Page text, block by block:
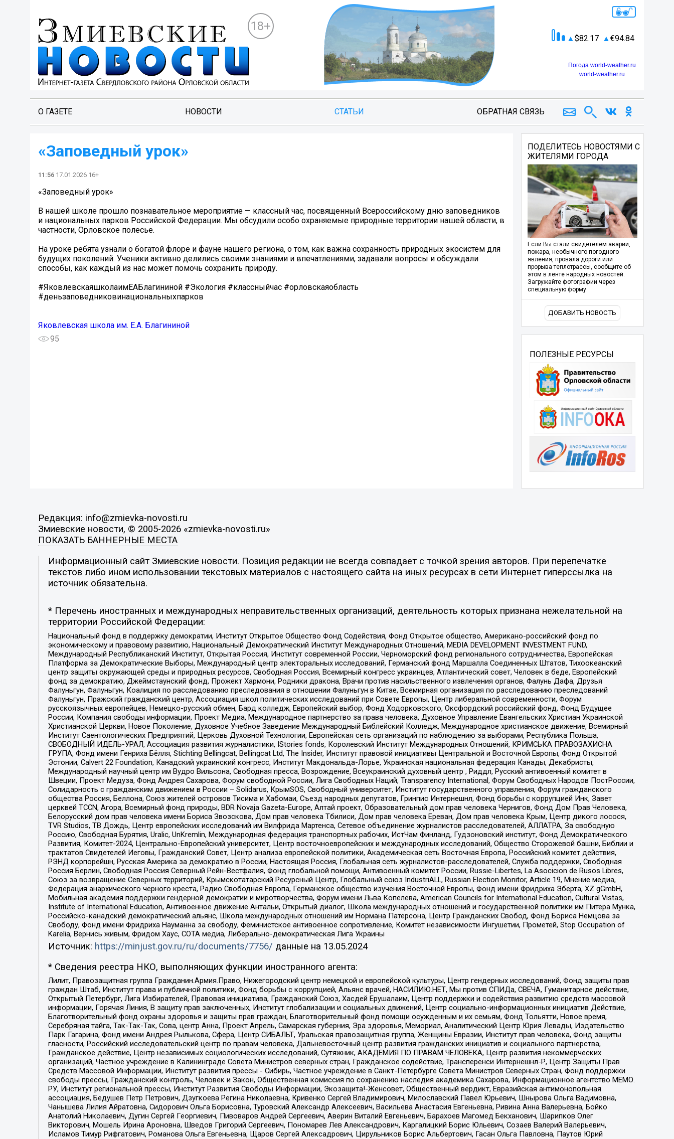
18+
82.17 94.84
Погода world-weather.ru
world-weather.ru
О ГАЗЕТЕ НОВОСТИ СТАТЬИ ОБРАТНАЯ СВЯЗЬ
«Заповедный урок»
11:56 17.01.2026 16+
«Заповедный урок»
В нашей школе прошло познавательное мероприятие — классный час, посвященный Всероссийскому дню заповедников
и национальных парков Российской Федерации. Мы обсудили особо охраняемые природные территории нашей области, в
частности, Орловское полесье.
На уроке ребята узнали о богатой флоре и фауне нашего региона, о том, как важна сохранность природных экосистем для
будущих поколений. Ученики активно делились своими знаниями и впечатлениями, задавали вопросы и обсуждали
способы, как каждый из нас может помочь сохранить природу.
#ЯковлевскаяшколаимЕАБлагининой #Экология #классныйчас #орловскаяобласть
#деньзаповедниковинациональныхпарков
Яковлевская школа им. Е.А. Благининой
95
ПОДЕЛИТЕСЬ НОВОСТЯМИ С
ЖИТЕЛЯМИ ГОРОДА
Если Вы стали свидетелем аварии,
пожара, необычного погодного
явления, провала дороги или
прорыва теплотрассы, сообщите об
этом в ленте народных новостей.
Загружайте фотографии через
специальную форму.
ДОБАВИТЬ НОВОСТЬ
ПОЛЕЗНЫЕ РЕСУРСЫ
Редакция: info@zmievka-novosti.ru
Змиевские новости, © 2005-2026 «zmievka-novosti.ru»
ПОКАЗАТЬ БАННЕРНЫЕ МЕСТА
Информационный сайт Змиевские новости. Позиция редакции не всегда совпадает с точкой зрения авторов. При перепечатке
текстов либо ином использовании текстовых материалов с настоящего сайта на иных ресурсах в сети Интернет гиперссылка на
источник обязательна.
* Перечень иностранных и международных неправительственных организаций, деятельность которых признана нежелательной на
территории Российской Федерации:
Национальный фонд в поддержку демократии, Институт Открытое Общество Фонд Содействия, Фонд Открытое общество, Американо-российский фонд по
экономическому и правовому развитию, Национальный Демократический Институт Международных Отношений, MEDIA DEVELOPMENT INVESTMENT FUND,
Международный Республиканский Институт, Открытая Россия, Институт современной России, Черноморский фонд регионального сотрудничества, Европейская
Платформа за Демократические Выборы, Международный центр электоральных исследований, Германский фонд Маршалла Соединенных Штатов, Тихоокеанский
центр защиты окружающей среды и природных ресурсов, Свободная Россия, Всемирный конгресс украинцев, Атлантический совет, Человек в беде, Европейский
фонд за демократию, Джеймстаунский фонд, Прожект Хармони, Родники дракона, Врачи против насильственного извлечения органов, Фалунь Дафа, Друзья
Фалуньгун, Фалуньгун, Коалиция по расследованию преследования в отношении Фалуньгун в Китае, Всемирная организация по расследованию преследований
Фалуньгун, Пражский гражданский центр, Ассоциация школ политических исследований при Совете Европы, Центр либеральной современности, Форум
русскоязычных европейцев, Немецко-русский обмен, Бард колледж, Европейский выбор, Фонд Ходорковского, Оксфордский российский фонд, Фонд Будущее
России, Компания свободы информации, Проект Медиа, Международное партнерство за права человека, Духовное Управление Евангельских Христиан Украинской
Христианской Церкви, Новое Поколение, Духовное Учебное Заведение Международный Библейский Колледж, Международное христианское движение, Всемирный
Институт Саентологических Предприятий, Церковь Духовной Технологии, Европейская сеть организаций по наблюдению за выборами, Республика Польша,
СВОБОДНЫЙ ИДЕЛЬ-УРАЛ, Ассоциация развития журналистики, IStories fonds, Королевский Институт Международных Отношений, КРИМСЬКА ПРАВОЗАХИСНА
ГРУПА, Фонд имени Генриха Бёлля, Stichting Bellingcat, Bellingcat Ltd, The Insider, Институт правовой инициативы Центральной и Восточной Европы, Фонд Открытой
Эстонии, Calvert 22 Foundation, Канадский украинский конгресс, Институт Макдональда-Лорье, Украинская национальная федерация Канады, Декабристы,
Международный научный центр им Вудро Вильсона, Свободная пресса, Возрождение, Всеукраинский духовный центр , Риддл, Русский антивоенный комитет в
Швеции, Проект Медуза, Фонд Андрея Сахарова, Форум свободной России, Лига Свободных Наций, Transparеncy International, Форум Свободных Народов ПостРоссии,
Солидарность с гражданским движением в России – Solidarus, КрымSOS, Свободный университет, Институт государственного управления, Форум гражданского
общества Россия, Беллона, Союз жителей островов Тисима и Хабомаи, Съезд народных депутатов, Гринпис Интернешнл, Фонд борьбы с коррупцией Инк, Завет
церквей TCCN, Агора, Всемирный фонд природы, BDR Novaja Gazeta-Europe, Алтай проект, Образовательный дом прав человека Чернигов, Фонд Дом Прав Человека,
Белорусский дом прав человека имени Бориса Звозскова, Дом прав человека Тбилиси, Дом прав человека Ереван, Дом прав человека Крым, Центр дикого лосося,
TVR Studios, ТВ Дождь, Центр европейских исследований им Вилфрида Мартенса, Сетевое объединение журналистов расследователей, АЛЛАТРА, За свободную
Россию, Свободная Бурятия, Uralic, UnKremlin, Международная федерация транспортных рабочих, ИстЧам Финланд, Гудзоновский институт, Фонд Демократического
Развития, Комитет-2024, Центрально-Европейский университет, Центр восточноевропейских и международных исследований, Общество Сторожевой башни, Библии и
трактатов Свидетелей Иеговы, Гражданский Совет, Центр анализа европейской политики, Академическая сеть Восточная Европа, Российский комитет действия,
РЭНД корпорейшн, Русская Америка за демократию в России, Настоящая Россия, Глобальная сеть журналистов-расследователей, Служба поддержки, Свободная
Россия Берлин, Свободная Россия Северный Рейн-Вестфалия, Фонд глобальной помощи, Антивоенный комитет России, Russie-Libertes, La Asocicion de Rusos Libres,
Союз за возвращение Северных территорий, Крымскотатарский Ресурсный Центр, Глобальный союз IndustriALL, Russian Election Monitor, Article 19, Мнение медиа,
Федерация анархического черного креста, Радио Свободная Европа, Германское общество изучения Восточной Европы, Фонд имени Фридриха Эберта, XZ gGmbH,
Мобильная академия поддержки гендерной демократии и миротворчества, Форум имени Льва Копелева, American Councils for International Education, Cultural Vistas,
Institute of International Education, Антивоенное движение Антальи, Открытый диалог, Школа международных отношений и государственной политики им Питера Мунка,
Российско-канадский демократический альянс, Школа международных отношений им Нормана Патерсона, Центр Гражданских Свобод, Фонд Бориса Немцова за
Свободу, Фонд имени Фридриха Науманна за свободу, Феминистское антивоенное сопротивление, Комитет независимости Ингушетии, Прометей, Stop Occupation of
Karelia, Вернись живым, Фридом Хаус, СОТА медиа, Либерально-демократическая Лига Украины
Источник: https://minjust.gov.ru/ru/documents/7756/ данные на 13.05.2024
* Сведения реестра НКО, выполняющих функции иностранного агента:
Лилит, Правозащитная группа Гражданин.Армия.Право, Нижегородский центр немецкой и европейской культуры, Центр гендерных исследований, Фонд защиты прав
граждан Штаб, Институт права и публичной политики, Фонд борьбы с коррупцией, Альянс врачей, НАСИЛИЮ.НЕТ, Мы против СПИДа, СВЕЧА, Гуманитарное действие,
Открытый Петербург, Лига Избирателей, Правовая инициатива, Гражданский Союз, Хасдей Ерушалаим, Центр поддержки и содействия развитию средств массовой
информации, Горячая Линия, В защиту прав заключенных, Институт глобализации и социальных движений, Центр социально-информационных инициатив Действие,
Благотворительный фонд охраны здоровья и защиты прав граждан, Благотворительный фонд помощи осужденным и их семьям, Фонд Тольятти, Новое время,
Серебряная тайга, Так-Так-Так, Сова, центр Анна, Проект Апрель, Самарская губерния, Эра здоровья, Мемориал, Аналитический Центр Юрия Левады, Издательство
Парк Гагарина, Фонд имени Андрея Рылькова, Сфера, Центр СИБАЛЬТ, Уральская правозащитная группа, Женщины Евразии, Институт прав человека, Фонд защиты
гласности, Российский исследовательский центр по правам человека, Дальневосточный центр развития гражданских инициатив и социального партнерства,
Гражданское действие, Центр независимых социологических исследований, Сутяжник, АКАДЕМИЯ ПО ПРАВАМ ЧЕЛОВЕКА, Центр развития некоммерческих
организаций, Частное учреждение в Калининграде Совета Министров северных стран, Гражданское содействие, Трансперенси Интернешнл-Р, Центр Защиты Прав
Средств Массовой Информации, Институт развития прессы - Сибирь, Частное учреждение в Санкт-Петербурге Совета Министров Северных Стран, Фонд поддержки
свободы прессы, Гражданский контроль, Человек и Закон, Общественная комиссия по сохранению наследия академика Сахарова, Информационное агентство МЕМО.
РУ, Институт региональной прессы, Институт Развития Свободы Информации, Экозащита!-Женсовет, Общественный вердикт, Евразийская антимонопольная
ассоциация, Бедушев Петр Петрович, Дзугкоева Регина Николаевна, Кривенко Сергей Владимирович, Милославский Павел Юрьевич, Шнырова Ольга Вадимовна,
Чанышева Лилия Айратовна, Сидорович Ольга Борисовна, Туровский Александр Алексеевич, Васильева Анастасия Евгеньевна, Ривина Анна Валерьевна, Бойко
Анатолий Николаевич, Дугин Сергей Георгиевич, Пивоваров Андрей Сергеевич, Аверин Виталий Евгеньевич, Барахоев Магомед Бекханович, Шарипков Олег
Викторович, Мошель Ирина Ароновна, Шведов Григорий Сергеевич, Пономарев Лев Александрович, Каргалицкий Борис Юльевич, Созаев Валерий Валерьевич,
Исламов Тимур Рифгатович, Романова Ольга Евгеньевна, Щаров Сергей Алексадрович, Цирульников Борис Альбертович, Гасан Ольга Павловна, Паутов Юрий